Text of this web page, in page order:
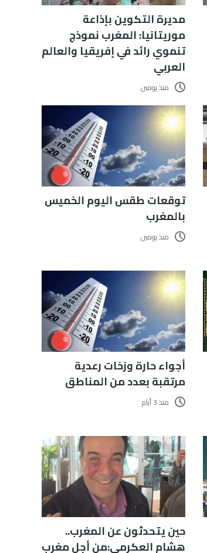
مديرة التكوين بإذاعة
موريتانيا: المغرب نموذج
تنموي رائد في إفريقيا والعالم
العربي
منذ يومين
توقعات طقس اليوم الخميس
بالمغرب
منذ يومين
أجواء حارة وزخات رعدية
مرتقبة بعدد من المناطق
منذ 3 أيام
حين يتحدثون عن المغرب..
هشام العكرمي:من أجل مغرب